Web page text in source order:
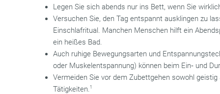
Legen Sie sich abends nur ins Bett, wenn Sie
Versuchen Sie, den Tag entspannt ausklingen zu
Einschlafritual. Manchen Menschen hilft ein
ein heißes Bad.
Auch ruhige Bewegungsarten und
oder Muskelentspannung) können beim Ein‐ und
Vermeiden Sie vor dem Zubettgehen sowohl
Tätigkeiten.1